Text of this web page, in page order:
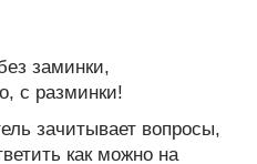
заминки,
с разминки!
зачитывает вопросы,
как можно на